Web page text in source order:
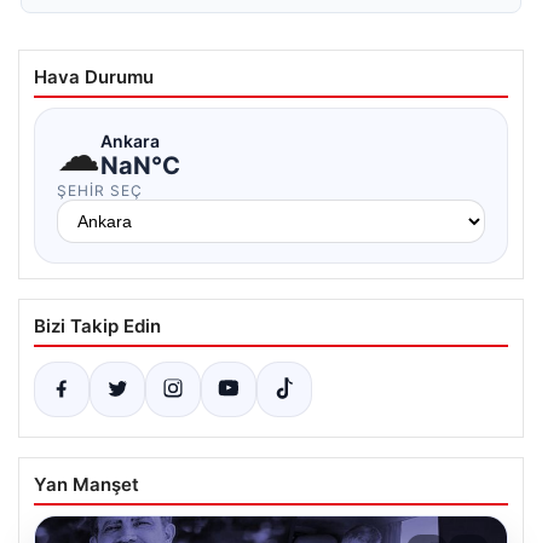
Hava Durumu
☁Ankara
NaN°C
ŞEHIR SEÇ
Bizi Takip Edin
Yan Manşet